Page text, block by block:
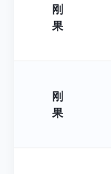
刚
果
刚
果